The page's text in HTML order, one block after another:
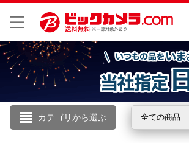
カテゴリから選ぶ 全ての商品
こんにちは
ログイン